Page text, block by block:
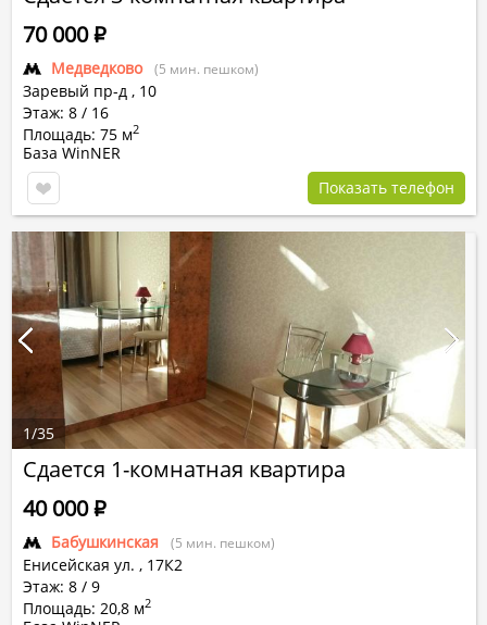
Медведково (5 мин. пешком)
Заревый пр-д , 10
Этаж: 8 / 16
Площадь: 75 м2
70 000Р
База WinNER
Показать телефон
Сдается 1-комнатная квартира
Бабушкинская (5 мин. пешком)
Енисейская ул. , 17К2
Этаж: 8 / 9
Площадь: 20,8 м2
40 000Р
1/35